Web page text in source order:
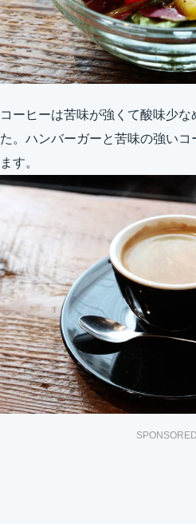
コーヒーは苦味が強くて酸味少
た。ハンバーガーと苦味の強い
ます。